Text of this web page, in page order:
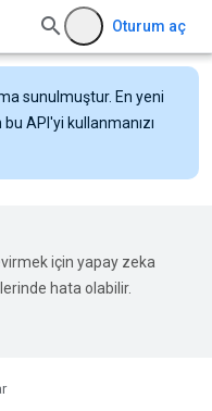
Oturum aç
sunulmuştur. En yeni
API'yi kullanmanızı
için yapay zeka
hata olabilir.